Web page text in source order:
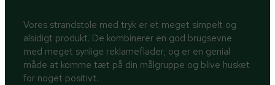
Vores strandstole med tryk er et meget simpelt og
alsidigt produkt. De kombinerer en god brugsevne
med meget synlige reklameflader, og er en genial
måde at komme tæt på din målgruppe og blive husket
for noget positivt.